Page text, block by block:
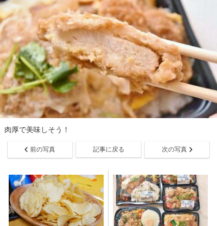
肉厚で美味しそう！
前の写真 記事に戻る 次の写真